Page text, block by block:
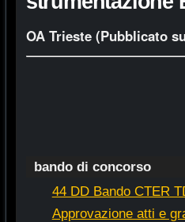
OA Trieste (Pubblicato
bando di concorso
44 DD Bando CTER
Approvazione atti e